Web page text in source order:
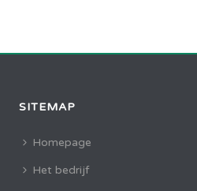
SITEMAP
Homepage
Het bedrijf